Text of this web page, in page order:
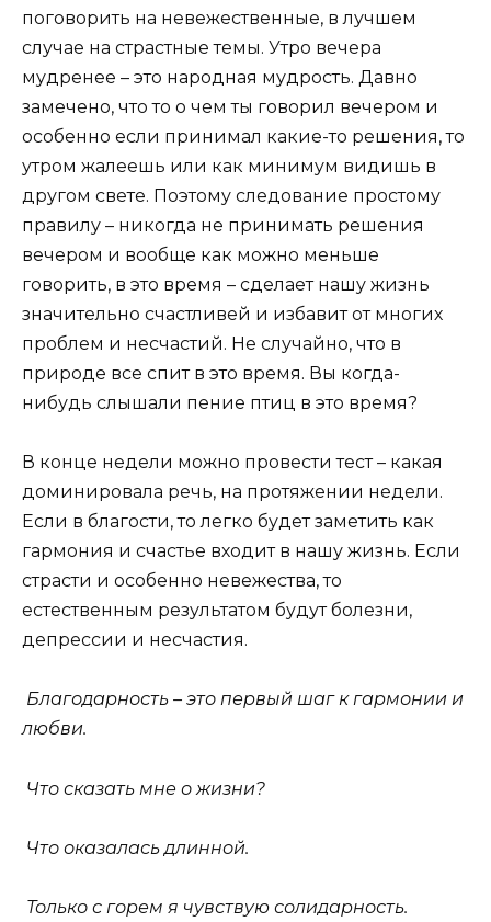
поговорить на невежественные, в лучшем
случае на страстные темы. Утро вечера
мудренее – это народная мудрость. Давно
замечено, что то о чем ты говорил вечером и
особенно если принимал какие-то решения, то
утром жалеешь или как минимум видишь в
другом свете. Поэтому следование простому
правилу – никогда не принимать решения
вечером и вообще как можно меньше
говорить, в это время – сделает нашу жизнь
значительно счастливей и избавит от многих
проблем и несчастий. Не случайно, что в
природе все спит в это время. Вы когда-
нибудь слышали пение птиц в это время?
В конце недели можно провести тест – какая
доминировала речь, на протяжении недели.
Если в благости, то легко будет заметить как
гармония и счастье входит в нашу жизнь. Если
страсти и особенно невежества, то
естественным результатом будут болезни,
депрессии и несчастия.
Благодарность – это первый шаг к гармонии и
любви.
Что сказать мне о жизни?
Что оказалась длинной.
Только с горем я чувствую солидарность.